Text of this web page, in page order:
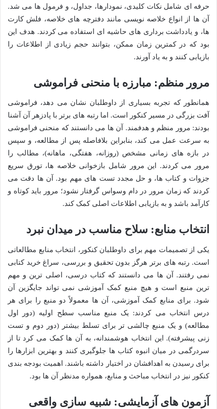
حرفه ای شامل نکات کلیدی، نمودارها، جداول، و فرمول ها می شد.
آن ها از انواع خلاصه نویسی مانند دفترچه های خلاصه، فلش کارت
ها، و یادداشت برداری های حاشیه ای استفاده می کردند. هدف این
بود که در کمترین زمان ممکن، بتوانند حجم زیادی از اطلاعات را
بازیابی کنند و به یاد آورند.
مرور منظم: مبارزه با منحنی فراموشی
همانطور که تجربه بسیاری از داوطلبان نشان می دهد، فراموشی
آفت بزرگی در مسیر کنکور است. اما رتبه های برتر با پادزهر آن آشنا
بودند: مرور منظم و هدفمند. آن ها می دانستند که منحنی فراموشی
به سرعت عمل می کند، بنابراین بلافاصله پس از مطالعه، و سپس
در بازه های زمانی مشخص (روزانه، هفتگی، ماهانه)، مطالب را
مرور می کردند. این مرور شامل بازخوانی خلاصه ها، تورق سریع
جزوات و کتاب ها، و حل مجدد تست های مهم بود. آن ها دقت می
کردند که زمان مرور در دام وسواس گرفتار نشود؛ مرور باید کوتاه و
کارآمد باشد و به بازیابی اطلاعات اصلی کمک کند.
انتخاب منابع: سلاح مناسب در میدان نبرد
یکی از تصمیمات مهم برای داوطلبان کنکور، انتخاب منابع مطالعاتی
است. رتبه های برتر هرگز بدون تحقیق و بررسی، سراغ خرید کتابی
نمی رفتند. آن ها می دانستند که کتاب درسی، اصلی ترین و مهم
ترین منبع است و هیچ منبع کمک آموزشی نمی تواند جایگزین آن
شود. برای منابع کمک آموزشی، آن ها معمولاً دو منبع را برای هر
درس انتخاب می کردند: یک منبع مناسب سطح اولیه (دور اول
مطالعه) و یک منبع چالشی تر برای تسلط بیشتر (دور دوم و تست
زنی پیشرفته). این انتخاب هوشمندانه، به آن ها کمک می کرد تا از
سردرگمی در میان انبوه کتاب ها جلوگیری کنند و بهترین ابزارها را
برای رسیدن به اهدافشان در اختیار داشته باشند. اهمیت بودجه بندی
کنکور نیز در انتخاب مباحث و منابع، همواره مدنظر آن ها بود.
آزمون های آزمایشی: شبیه سازی واقعی